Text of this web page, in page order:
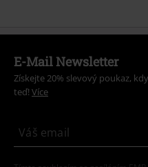
E-Mail Newsletter
Získejte 20% slevový poukaz,
teď! Více